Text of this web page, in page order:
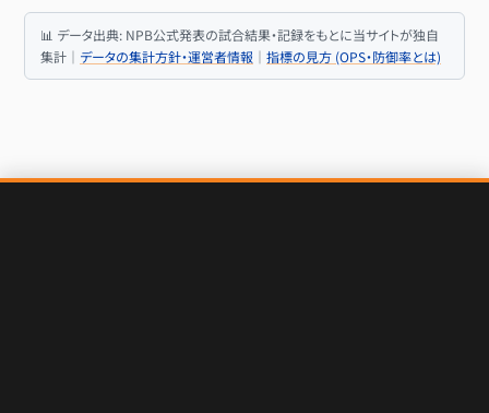
📊 データ出典: NPB公式発表の試合結果・記録をもとに当サイトが独自
集計｜ データの集計方針・運営者情報 ｜ 指標の見方 (OPS・防御率とは)